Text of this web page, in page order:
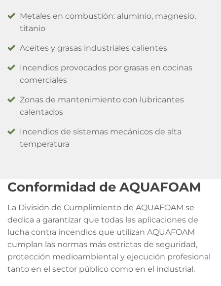
Metales en combustión: aluminio, magnesio,
titanio
Aceites y grasas industriales calientes
Incendios provocados por grasas en cocinas
comerciales
Zonas de mantenimiento con lubricantes
calentados
Incendios de sistemas mecánicos de alta
temperatura
Conformidad de AQUAFOAM
La División de Cumplimiento de AQUAFOAM se
dedica a garantizar que todas las aplicaciones de
lucha contra incendios que utilizan AQUAFOAM
cumplan las normas más estrictas de seguridad,
protección medioambiental y ejecución profesional
tanto en el sector público como en el industrial.